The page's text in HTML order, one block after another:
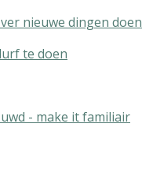
nieuwe dingen doen
te doen
- make it familiair